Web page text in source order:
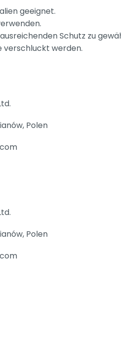
geeignet.
Schutz zu
verschluckt werden.
Polen
Polen